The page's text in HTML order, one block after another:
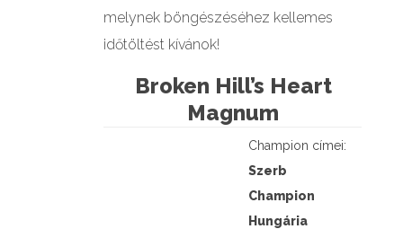
melynek böngészéséhez kellemes
időtöltést kívánok!
Broken Hill’s Heart
Magnum
Champion címei:
Szerb
Champion
Hungária